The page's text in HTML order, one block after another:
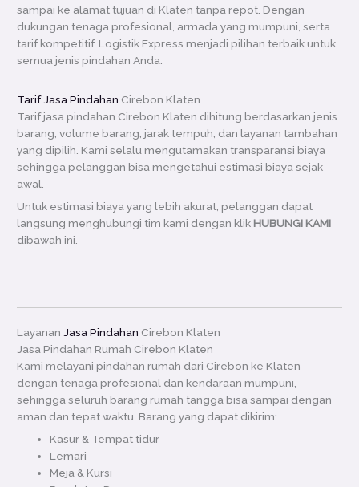
sampai ke alamat tujuan di Klaten tanpa repot. Dengan
dukungan tenaga profesional, armada yang mumpuni, serta
tarif kompetitif, Logistik Express menjadi pilihan terbaik untuk
semua jenis pindahan Anda.
Tarif Jasa Pindahan Cirebon Klaten
Tarif jasa pindahan Cirebon Klaten dihitung berdasarkan jenis
barang, volume barang, jarak tempuh, dan layanan tambahan
yang dipilih. Kami selalu mengutamakan transparansi biaya
sehingga pelanggan bisa mengetahui estimasi biaya sejak
awal.
Untuk estimasi biaya yang lebih akurat, pelanggan dapat
langsung menghubungi tim kami dengan klikHUBUNGI KAMI
dibawah ini.
LayananJasa Pindahan Cirebon Klaten
Jasa Pindahan Rumah Cirebon Klaten
Kami melayani pindahan rumah dari Cirebon ke Klaten
dengan tenaga profesional dan kendaraan mumpuni,
sehingga seluruh barang rumah tangga bisa sampai dengan
aman dan tepat waktu. Barang yang dapat dikirim:
Kasur & Tempat tidur
Lemari
Meja & Kursi